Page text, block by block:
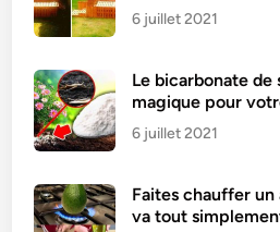
6 juillet 2021
Le bicarbonate de
magique pour
6 juillet 2021
Faites chauffer
va tout